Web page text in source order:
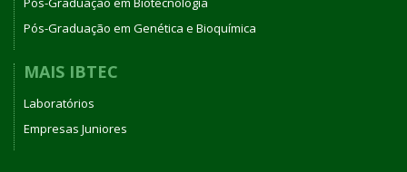
Pós-Graduação em Genética e Bioquímica
MAIS IBTEC
Laboratórios
Empresas Juniores